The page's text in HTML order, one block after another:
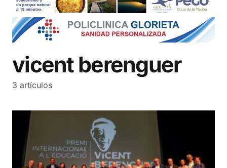
vicent berenguer
3 artículos